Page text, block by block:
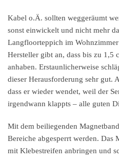
Kabel o.Ä. sollten weggeräumt
sonst einwickelt und nicht mehr
Langfloorteppich im
Hersteller gibt an, dass bis zu 1,5
anhaben. Erstaunlicherweise
dieser Herausforderung sehr gut.
dass er wieder wendet, weil der
irgendwann klappts – alle guten
Mit dem beiliegenden
Bereiche abgesperrt werden. Das
mit Klebestreifen anbringen und